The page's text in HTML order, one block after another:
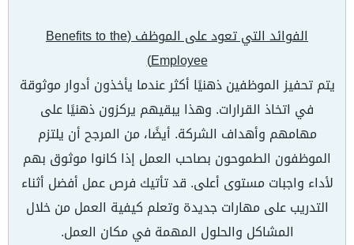
الفوائد التي تعود على الموظف (Benefits to the
Employee
)
يتم تحفيز الموظفين ذهنيًا أكثر عندما يأخذون أدوار موثوقة
في اتخاذ القرارات. وهذا يبقيهم يركزون ذهنيًا على
مهامهم وأهداف الشركة. أيضًا، من المرجح أن يلتزم
الموظفون الطموحون بصاحب العمل إذا كانوا موثوق بهم
لأداء واجبات مستوى أعلى. قد تأتيك فرص عمل أفضل أثناء
التدريب على مهارات جديدة وتعلم كيفية العمل من خلال
المشاكل والحلول المهمة في مكان العمل.